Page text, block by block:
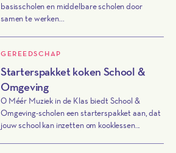
basisscholen en middelbare scholen door
samen te werken...
GEREEDSCHAP
Starterspakket koken School &
Omgeving
0 Méér Muziek in de Klas biedt School &
Omgeving-scholen een starterspakket aan, dat
jouw school kan inzetten om kooklessen...